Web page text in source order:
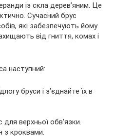
із скла дерев’яним. Це
Сучасний брус
які забезпечують йому
від гниття, комах і
наступний:
бруси і з’єднайте їх в
для верхньої обв’язки.
з кроквами.